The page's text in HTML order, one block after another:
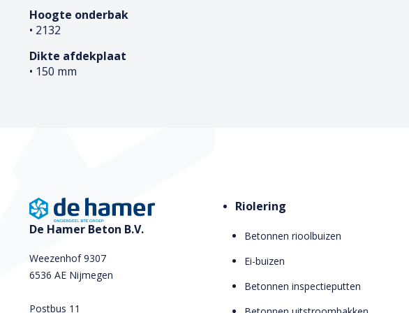
Hoogte onderbak
• 2132
Dikte afdekplaat
• 150 mm
De Hamer Beton B.V.
Weezenhof 9307
6536 AE Nijmegen
Postbus 11
Riolering
Betonnen rioolbuizen
Ei-buizen
Betonnen inspectieputten